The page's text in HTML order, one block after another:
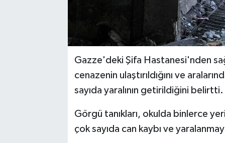
Gazze'deki Şifa Hastanesi'nden
cenazenin ulaştırıldığını ve
sayıda yaralının getirildiğini belirtti.
Görgü tanıkları, okulda binlerce
çok sayıda can kaybı ve